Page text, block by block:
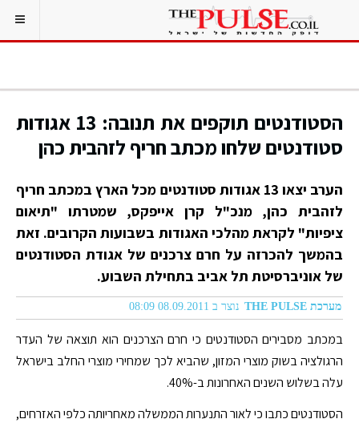
הסטודנטים תוקפים את תנובה: 13 אגודות
סטודנטים שלחו מכתב חריף לזהבית כהן
הערב יצאו 13 אגודות סטודנטים מכל הארץ במכתב חריף
לזהבית כהן, מנכ"ל קרן אייפקס, שמטרתו "תיאום
ציפיות" לקראת מהלכי האגודות בשבועות הקרובים. זאת
בהמשך להכרזה על חרם צרכנים של אגודת הסטודנטים
של אוניברסיטת תל אביב בתחילת השבוע.
מערכת THE PULSE נוצר ב 08.09.2011 08:09
במכתב מסבירים הסטודנטים כי חרם הצרכנים הוא תוצאה של העדר
הרגולציה בשוק מוצרי המזון, שהביא לכך שמחירי מוצרי החלב בישראל
עלה בשלוש השנים האחרונות ב-40%.
הסטודנטים כתבו כי לאור התנערות הממשלה מאחריותה כלפי האזרחים,